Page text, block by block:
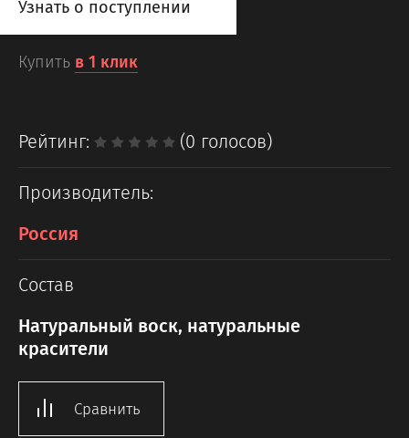
Узнать о поступлении
Купить в 1 клик
Рейтинг: (0 голосов)
Производитель:
Россия
Состав
Натуральный воск, натуральные
красители
Сравнить